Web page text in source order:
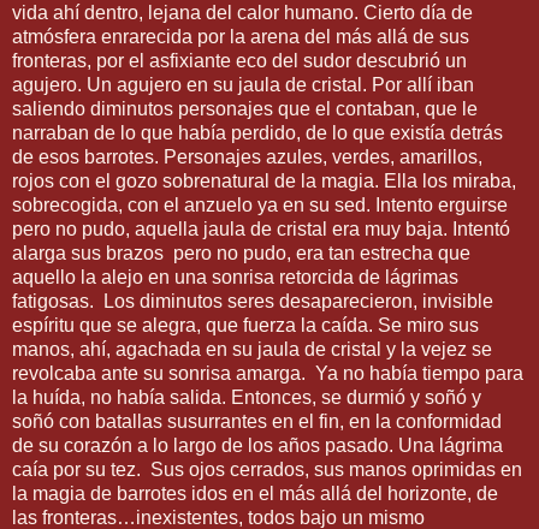
vida ahí dentro, lejana del calor humano. Cierto día de
atmósfera enrarecida por la arena del más allá de sus
fronteras, por el asfixiante eco del sudor descubrió un
agujero. Un agujero en su jaula de cristal. Por allí iban
saliendo diminutos personajes que el contaban, que le
narraban de lo que había perdido, de lo que existía detrás
de esos barrotes. Personajes azules, verdes, amarillos,
rojos con el gozo sobrenatural de la magia. Ella los miraba,
sobrecogida, con el anzuelo ya en su sed. Intento erguirse
pero no pudo, aquella jaula de cristal era muy baja. Intentó
alarga sus brazos pero no pudo, era tan estrecha que
aquello la alejo en una sonrisa retorcida de lágrimas
fatigosas. Los diminutos seres desaparecieron, invisible
espíritu que se alegra, que fuerza la caída. Se miro sus
manos, ahí, agachada en su jaula de cristal y la vejez se
revolcaba ante su sonrisa amarga. Ya no había tiempo para
la huída, no había salida. Entonces, se durmió y soñó y
soñó con batallas susurrantes en el fin, en la conformidad
de su corazón a lo largo de los años pasado. Una lágrima
caía por su tez. Sus ojos cerrados, sus manos oprimidas en
la magia de barrotes idos en el más allá del horizonte, de
las fronteras…inexistentes, todos bajo un mismo